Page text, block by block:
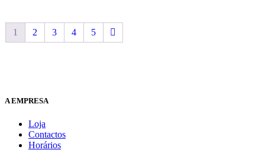
1 2 3 4 5
A EMPRESA
Loja
Contactos
Horários